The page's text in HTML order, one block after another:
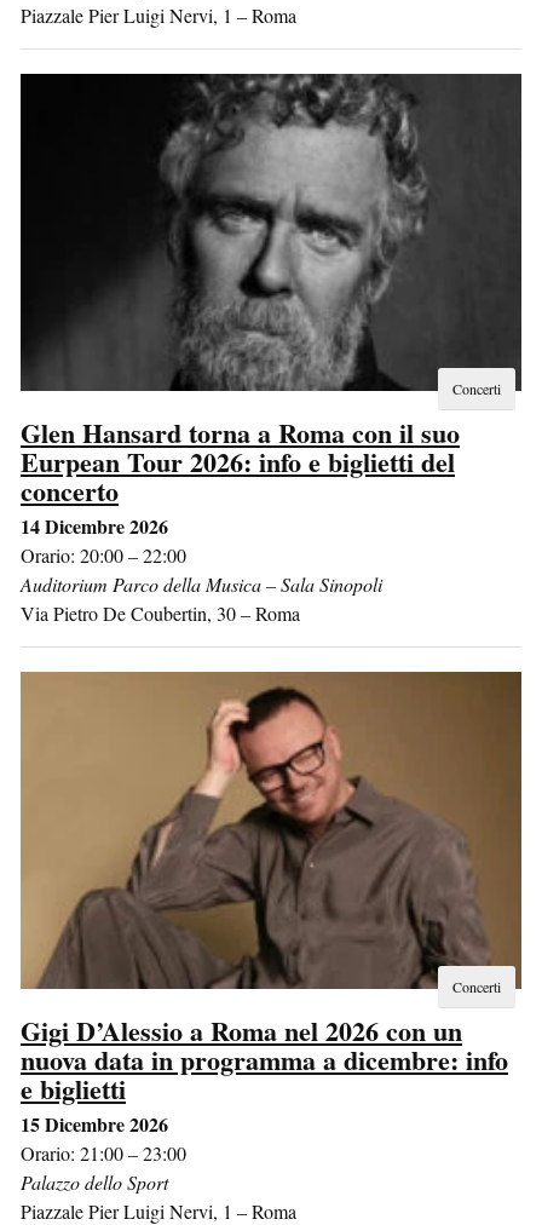
Piazzale Pier Luigi Nervi, 1 –Roma
Concerti
Glen Hansard torna a Roma con il suo
Eurpean Tour 2026: info e biglietti del
concerto
14 Dicembre 2026
Orario: 20:00 – 22:00
Auditorium Parco della Musica – Sala Sinopoli
Via Pietro De Coubertin, 30–Roma
Concerti
Gigi D’Alessio a Roma nel 2026 con un
nuova data in programma a dicembre: info
e biglietti
15 Dicembre 2026
Orario: 21:00 – 23:00
Palazzo dello Sport
Piazzale Pier Luigi Nervi, 1 –Roma